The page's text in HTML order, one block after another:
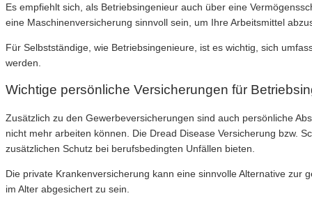
Es empfiehlt sich, als Betriebsingenieur auch über eine
eine Maschinenversicherung sinnvoll sein, um Ihre Arbeitsmittel
Für Selbstständige, wie Betriebsingenieure, ist es wichtig, sich
werden.
Wichtige persönliche Versicherungen für
Zusätzlich zu den Gewerbeversicherungen sind auch persönliche
nicht mehr arbeiten können. Die Dread Disease Versicherung bzw.
zusätzlichen Schutz bei berufsbedingten Unfällen bieten.
Die private Krankenversicherung kann eine sinnvolle Alternative
im Alter abgesichert zu sein.